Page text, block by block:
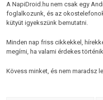
A NapiDroid.hu nem csak egy
foglalkozunk, és az
kütyüt igyekszünk bemutatni.
Minden nap friss cikkekkel,
megírni, ha valami érdekes
Kövess minket, és nem maradsz